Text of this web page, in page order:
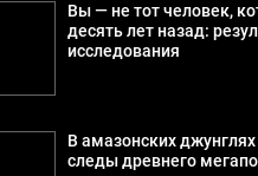
Вы — не тот человек,
десять лет назад:
исследования
В амазонских
следы древнего